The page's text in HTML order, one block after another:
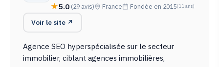
5.0 (29 avis) France Fondée en 2015(11 ans)
Voir le site ↗
Agence SEO hyperspécialisée sur le secteur
immobilier, ciblant agences immobilières,